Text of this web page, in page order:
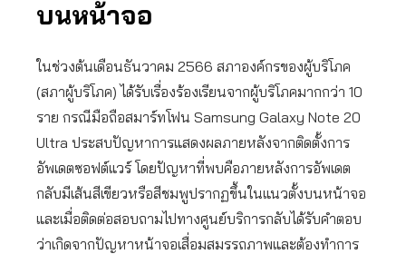
บนหน้าจอ
ในช่วงต้นเดือนธันวาคม 2566 สภาองค์กรของผู้บริโภค
(สภาผู้บริโภค) ได้รับเรื่องร้องเรียนจากผู้บริโภคมากกว่า 10
ราย กรณีมือถือสมาร์ทโฟน Samsung Galaxy Note 20
Ultra ประสบปัญหาการแสดงผลภายหลังจากติดตั้งการ
อัพเดตซอฟต์แวร์ โดยปัญหาที่พบคือภายหลังการอัพเดต
กลับมีเส้นสีเขียวหรือสีชมพูปรากฏขึ้นในแนวตั้งบนหน้าจอ
และเมื่อติดต่อสอบถามไปทางศูนย์บริการกลับได้รับคำตอบ
ว่าเกิดจากปัญหาหน้าจอเสื่อมสมรรถภาพและต้องทำการ